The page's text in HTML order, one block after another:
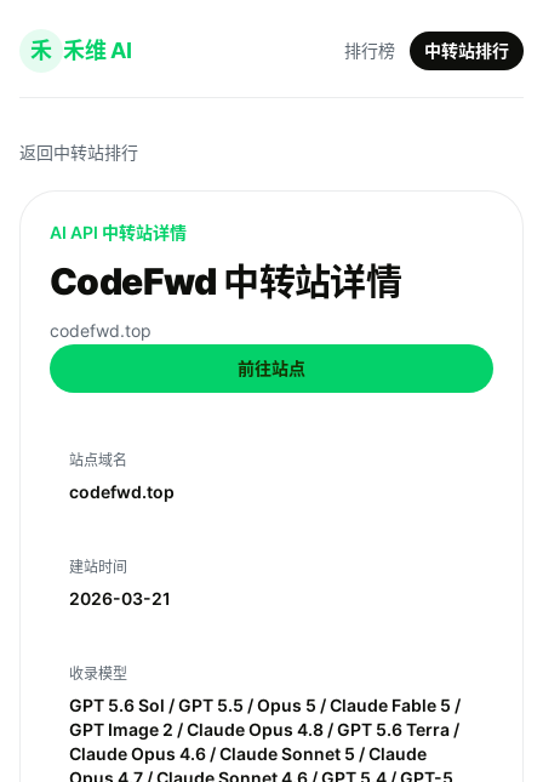
禾 禾维 AI 排行榜 中转站排行
返回中转站排行
AI API 中转站详情
CodeFwd 中转站详情
codefwd.top
前往站点
站点域名
codefwd.top
建站时间
2026-03-21
收录模型
GPT 5.6 Sol / GPT 5.5 / Opus 5 / Claude Fable 5 /
GPT Image 2 / Claude Opus 4.8 / GPT 5.6 Terra /
Claude Opus 4.6 / Claude Sonnet 5 / Claude
Opus 4.7 / Claude Sonnet 4.6 / GPT 5.4 / GPT-5